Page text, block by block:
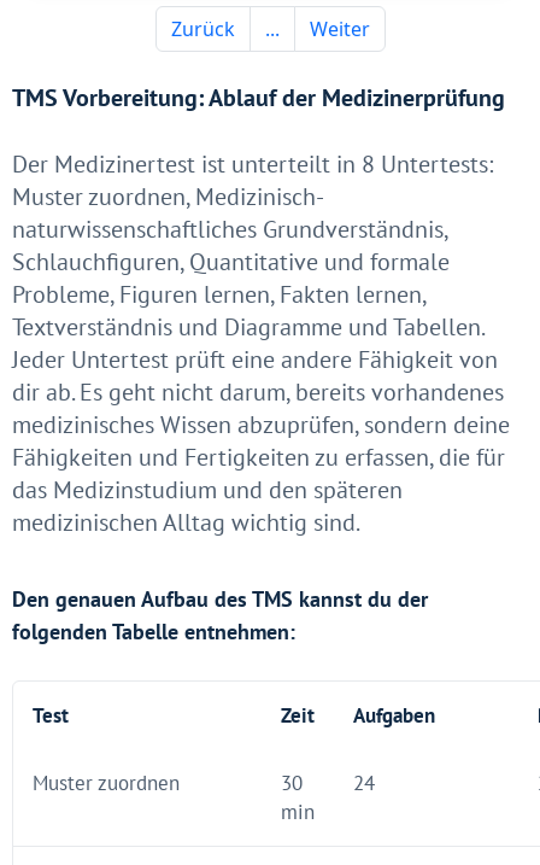
TMS Vorbereitung: Ablauf der Medizinerprüfung
Der Medizinertest ist unterteilt in 8 Untertests:
Muster zuordnen, Medizinisch-
naturwissenschaftliches Grundverständnis,
Schlauchfiguren, Quantitative und formale
Probleme, Figuren lernen, Fakten lernen,
Textverständnis und Diagramme und Tabellen.
Jeder Untertest prüft eine andere Fähigkeit von
dir ab. Es geht nicht darum, bereits vorhandenes
medizinisches Wissen abzuprüfen, sondern deine
Fähigkeiten und Fertigkeiten zu erfassen, die für
das Medizinstudium und den späteren
medizinischen Alltag wichtig sind.
Den genauen Aufbau des TMS kannst du der
folgenden Tabelle entnehmen:
Test Zeit Aufgaben
Muster zuordnen
30
min
24